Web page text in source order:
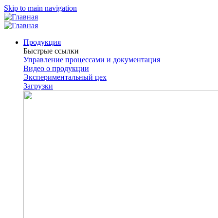
Skip to main navigation
Продукция
Быстрые ссылки
Управление процессами и документация
Видео о продукции
Экспериментальный цех
Загрузки